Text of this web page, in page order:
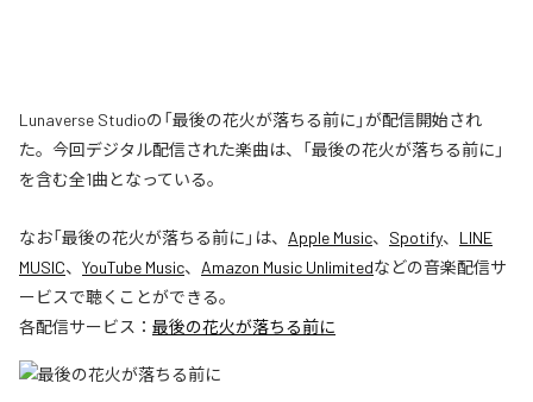
Lunaverse Studioの「最後の花火が落ちる前に」が配信開始され
た。今回デジタル配信された楽曲は、「最後の花火が落ちる前に」
を含む全1曲となっている。
なお「最後の花火が落ちる前に 」は、 Apple Music、 Spotify、 LINE
MUSIC、 YouTube Music、 Amazon Music Unlimitedなどの音楽配信サ
ービスで聴くことができる。
各配信サービス： 最後の花火が落ちる前に